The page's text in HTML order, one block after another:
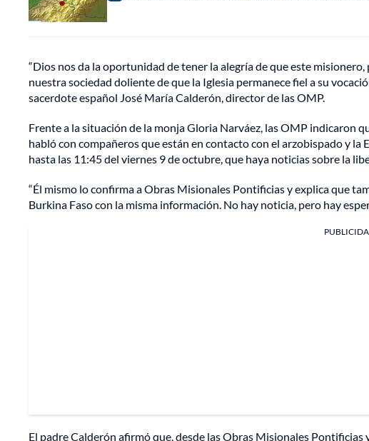
“Dios nos da la oportunidad de tener la alegría de que este
nuestra sociedad doliente de que la Iglesia permanece fiel a su
sacerdote español José María Calderón, director de las OMP.
Frente a la situación de la monja Gloria Narváez, las OMP indicaron
habló con compañeros que están en contacto con el arzobispado y la
hasta las 11:45 del viernes 9 de octubre, que haya noticias sobre la
“Él mismo lo confirma a Obras Misionales Pontificias y explica que
Burkina Faso con la misma información. No hay noticia, pero hay
El padre Calderón afirmó que, desde las Obras Misionales Pontificias